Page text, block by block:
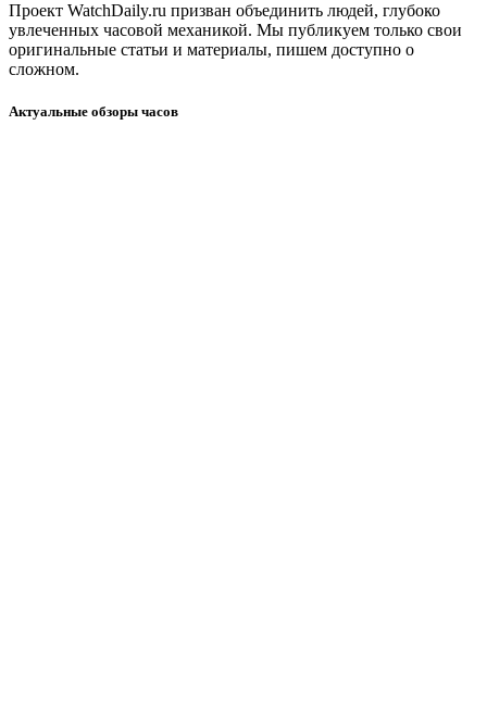
Проект WatchDaily.ru призван объединить людей, глубоко
увлеченных часовой механикой. Мы публикуем только свои
оригинальные статьи и материалы, пишем доступно о
сложном.
Актуальные обзоры часов